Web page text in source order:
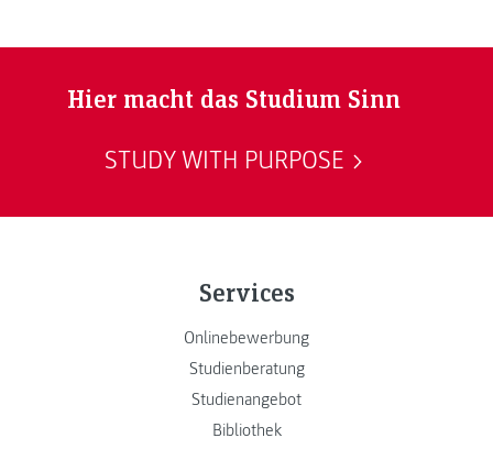
Hier macht das Studium Sinn
STUDY WITH PURPOSE
Services
Onlinebewerbung
Studienberatung
Studienangebot
Bibliothek